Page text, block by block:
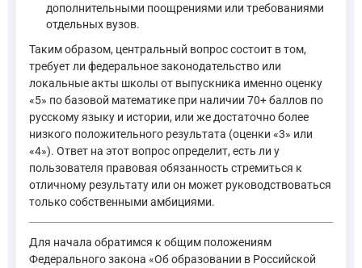
дополнительными поощрениями или требованиями
отдельных вузов.
Таким образом, центральный вопрос состоит в том,
требует ли федеральное законодательство или
локальные акты школы от выпускника именно оценку
«5» по базовой математике при наличии 70+ баллов по
русскому языку и истории, или же достаточно более
низкого положительного результата (оценки «3» или
«4»). Ответ на этот вопрос определит, есть ли у
пользователя правовая обязанность стремиться к
отличному результату или он может руководствоваться
только собственными амбициями.
Для начала обратимся к общим положениям
Федерального закона «Об образовании в Российской